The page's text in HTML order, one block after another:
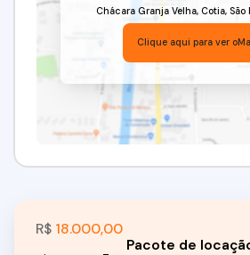
Chácara Granja Velha, Cotia, São
Clique aqui para ver o
R$ 18.000,00